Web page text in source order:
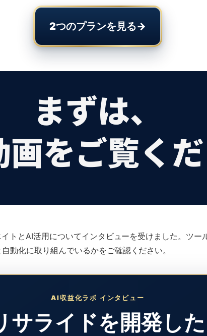
2つのプランを見る→
まずは、
をご覧くだ
トとAI活用についてインタビューを受けました。ツー
動化に取り組んでいるかをご確認ください。
AI収益化ラボ インタビュー
サライドを開発した